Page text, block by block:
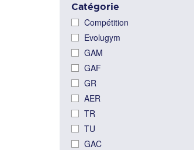
Catégorie
Compétition
Evolugym
GAM
GAF
GR
AER
TR
TU
GAC